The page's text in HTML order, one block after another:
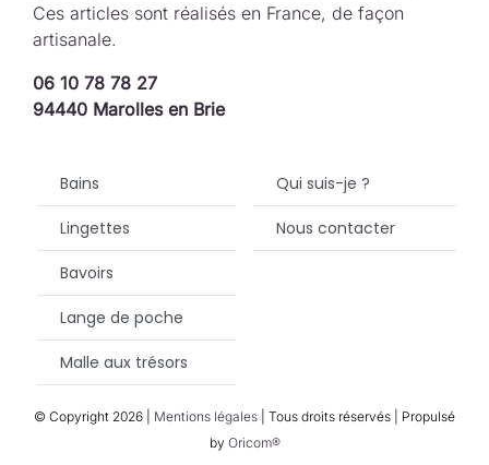
Ces articles sont réalisés en France, de façon
artisanale.
06 10 78 78 27
94440 Marolles en Brie
Bains
Lingettes
Bavoirs
Lange de poche
Malle aux trésors
Qui suis-je ?
Nous contacter
© Copyright 2026 | Mentions légales | Tous droits réservés | Propulsé
by Oricom®